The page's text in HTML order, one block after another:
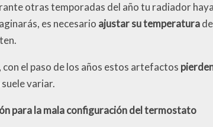
otras temporadas del año tu radiador
es necesario ajustar su temperatura
el paso de los años estos artefactos
variar.
para la mala configuración del termostato